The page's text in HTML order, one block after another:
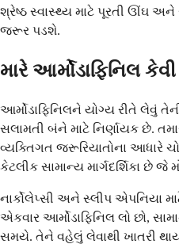
શ્રેષ્ઠ સ્વાસ્થ્ય માટે પૂરતી ઊંઘ અને
જરૂર પડશે.
મારે આર્મોડાફિનિલ
આર્મોડાફિનિલને યોગ્ય રીતે લેવું
સલામતી બંને માટે નિર્ણાયક છે.
વ્યક્તિગત જરૂરિયાતોના આધારે
કેટલીક સામાન્ય માર્ગદર્શિકા છે જે
નાર્કોલેપ્સી અને સ્લીપ એપનિયા
એકવાર આર્મોડાફિનિલ લો છો,
સમયે. તેને વહેલું લેવાથી ખાતરી